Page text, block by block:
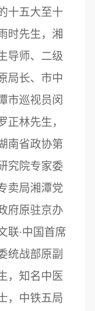
十五大至十
时先生，湘
导师、二级
局长、市中
市巡视员闵
林先生，
南省政协第
究院专家委
卖局湘潭党
府原驻京办
联·中国首席
统战部原副
，知名中医
，中铁五局